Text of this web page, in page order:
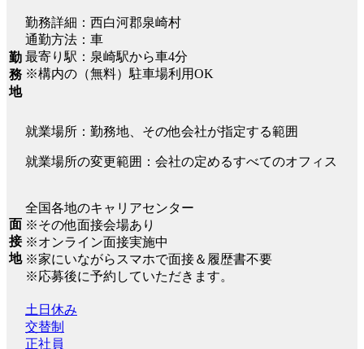
勤
務
地
勤務詳細：西白河郡泉崎村
通勤方法：車
最寄り駅：泉崎駅から車4分
※構内の（無料）駐車場利用OK
就業場所：勤務地、その他会社が指定する範囲
就業場所の変更範囲：会社の定めるすべてのオフィス
面
接
地
全国各地のキャリアセンター
※その他面接会場あり
※オンライン面接実施中
※家にいながらスマホで面接＆履歴書不要
※応募後に予約していただきます。
土日休み
交替制
正社員